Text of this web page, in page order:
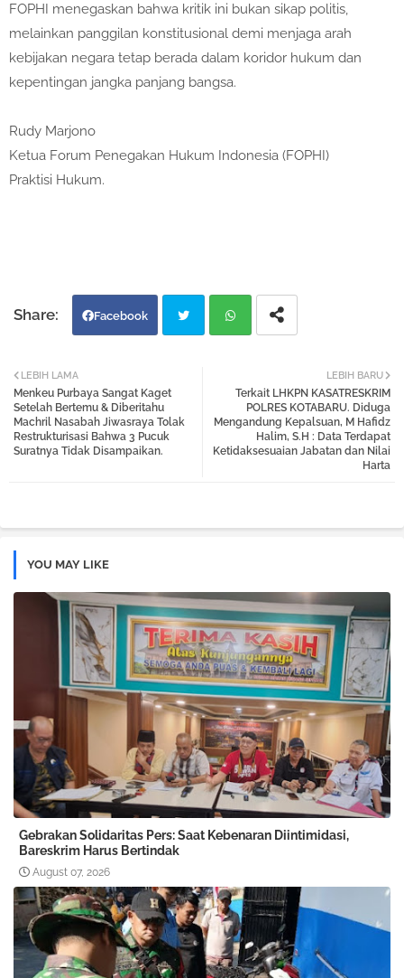
FOPHI menegaskan bahwa kritik ini bukan sikap politis,
melainkan panggilan konstitusional demi menjaga arah
kebijakan negara tetap berada dalam koridor hukum dan
kepentingan jangka panjang bangsa.
Rudy Marjono
Ketua Forum Penegakan Hukum Indonesia (FOPHI)
Praktisi Hukum.
Facebook
atsa
LEBIH BARU
Terkait LHKPN KASATRESKRIM
POLRES KOTABARU. Diduga
Mengandung Kepalsuan, M Hafidz
Halim, S.H : Data Terdapat
Ketidaksesuaian Jabatan dan Nilai
Harta
LEBIH LAMA
Menkeu Purbaya Sangat Kaget
Setelah Bertemu & Diberitahu
Machril Nasabah Jiwasraya Tolak
Restrukturisasi Bahwa 3 Pucuk
Suratnya Tidak Disampaikan.
YOU MAY LIKE
Gebrakan Solidaritas Pers: Saat Kebenaran Diintimidasi,
Bareskrim Harus Bertindak
August 07, 2026